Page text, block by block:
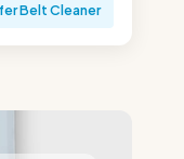
Belt Cleaner